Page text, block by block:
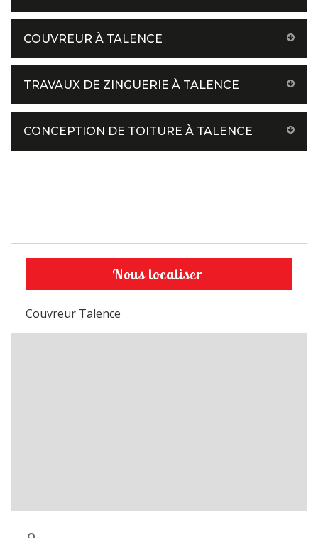
COUVREUR À TALENCE
TRAVAUX DE ZINGUERIE À TALENCE
CONCEPTION DE TOITURE À TALENCE
Nous localiser
Couvreur Talence